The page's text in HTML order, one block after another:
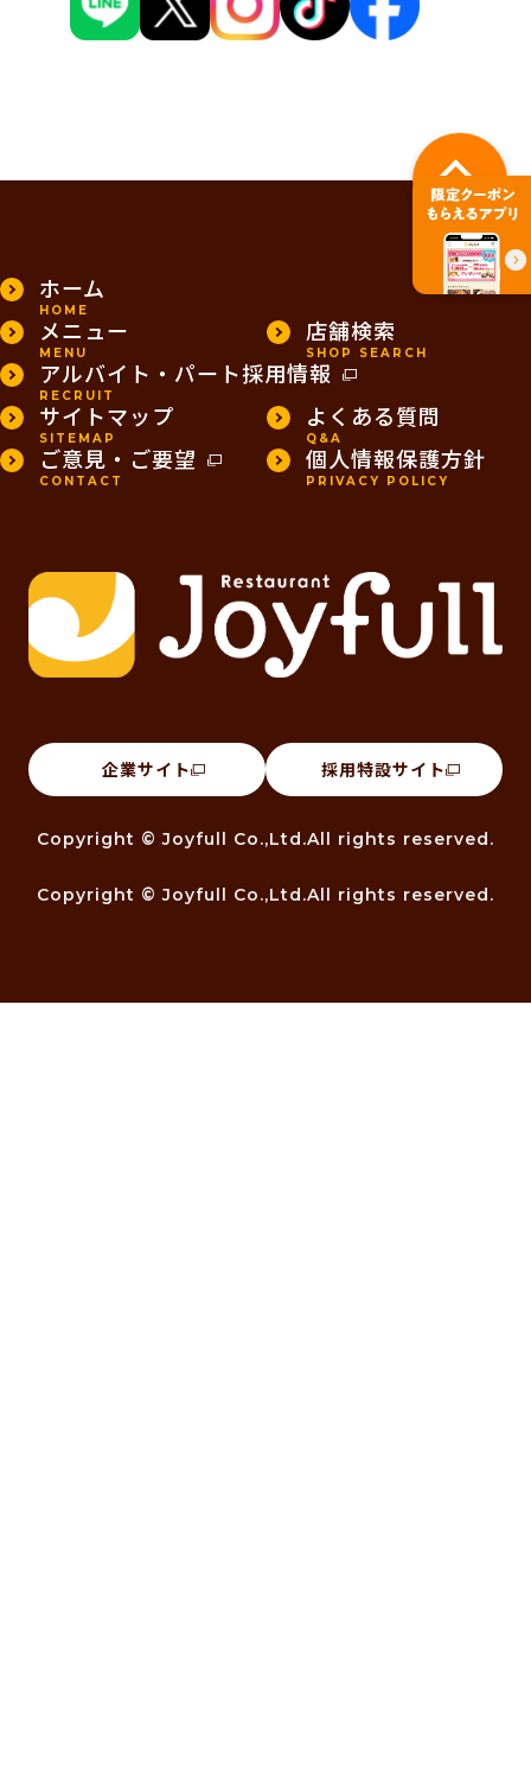
PAGE TOP
ホーム
HOME
メニュー
MENU
店舗検索
SHOP SEARCH
アルバイト・パート採用情報
RECRUIT
サイトマップ
SITEMAP
よくある質問
Q&A
ご意見・ご要望
CONTACT
個人情報保護方針
PRIVACY POLICY
企業サイト 採用特設サイト
Copyright © Joyfull Co.,Ltd.All rights reserved.
Copyright © Joyfull Co.,Ltd.All rights reserved.